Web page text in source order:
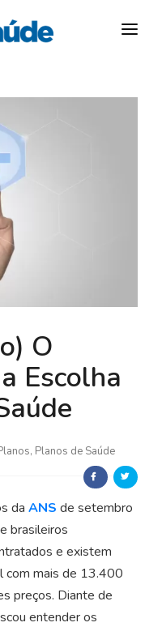
O
Escolha
Planos de Saúde
da ANS de setembro
brasileiros
e existem
com mais de 13.400
preços. Diante de
entender os